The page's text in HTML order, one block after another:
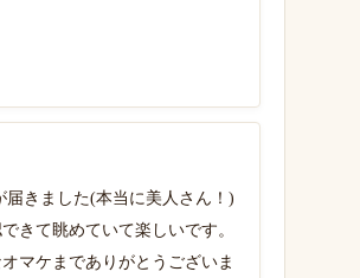
きました(本当に美人さん！)
きて眺めていて楽しいです。
マケまでありがとうございま